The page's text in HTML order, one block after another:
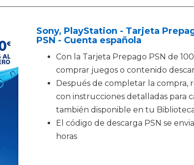
Sony, PlayStation - Tarjeta
PSN - Cuenta española
Con la Tarjeta Prepago PSN de
comprar juegos o contenido
Después de completar la compra,
con instrucciones detalladas para
también disponible en tu
El código de descarga PSN se
horas